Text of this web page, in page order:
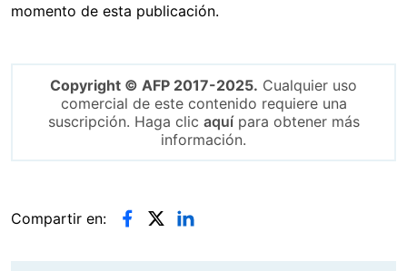
momento de esta publicación.
Copyright © AFP 2017-2025. Cualquier uso
comercial de este contenido requiere una
suscripción. Haga clic aquípara obtener más
información.
Compartir en: